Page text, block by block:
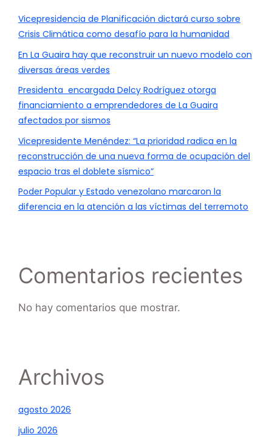
Vicepresidencia de Planificación dictará curso sobre
Crisis Climática como desafío para la humanidad
En La Guaira hay que reconstruir un nuevo modelo con
diversas áreas verdes
Presidenta encargada Delcy Rodríguez otorga
financiamiento a emprendedores de La Guaira
afectados por sismos
Vicepresidente Menéndez: “La prioridad radica en la
reconstrucción de una nueva forma de ocupación del
espacio tras el doblete sísmico”
Poder Popular y Estado venezolano marcaron la
diferencia en la atención a las víctimas del terremoto
Comentarios recientes
No hay comentarios que mostrar.
Archivos
agosto 2026
julio 2026